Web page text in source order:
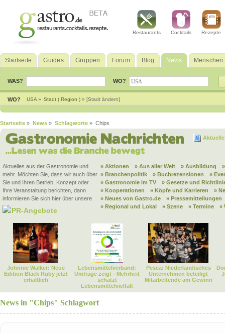
Restaurants Cocktails Rezepte
Startseite Guides Gruppen Forum Blog News Menschen
WAS? WO?
WO? USA » Stadt ( Region ) » [Stadt ändern]
Startseite » News » Schlagworte » Chips
Aktuelles aus der Gastronomie und
mehr. Möchten Sie, dass wir auch über
Sie und Ihren Betrieb, Konzept oder
Ihre Veranstaltung berichten, dann
informieren Sie sich hier über unsere
PR-Angebote
» Aktionen » Aus aller Welt » Ausbildung
» Branchenpolitik
» Buchrezensionen
»
» Gastronomie im TV
» Gesetze und
» Kooperationen
» Köpfe und Karrieren
»
» Neues von Gastro.de
» Pressemitteilungen
» Regional und Lokal
» Szene » Termine »
Johnnie Walker: Neue
Edition Black Ruby jetzt
erhältlich
Lebensmittelverband:
Umfrage zeigt - Mehrheit
schätzt
Lebensmittelvielfalt
Pesca: Niederländisches
Unternehmen beteiligt
Mitarbeitende am Gewinn
News in "Chips" Schlagwort